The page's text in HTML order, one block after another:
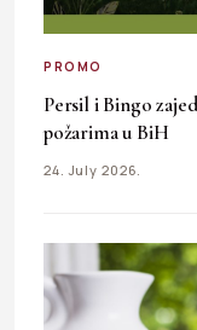
PROMO
Persil i Bingo
požarima u BiH
24. July 2026.